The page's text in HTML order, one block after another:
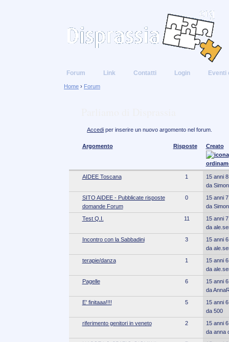
Forum Link Contatti Login Eventi
Home › Forum
Accedi per inserire un nuovo argomento nel forum.
Argomento Risposte Creato
AIDEE Toscana 1
15 anni
da
SITO AIDEE - Pubblicate risposte
domande Forum
0
15 anni
da
Test Q.I.
11
15 anni
da
Incontro con la Sabbadini
3
15 anni
da
terapie/danza
1
15 anni
da
Pagelle
6
15 anni
da
E' finitaaa!!!!
5
15 anni
da 500
riferimento genitori in veneto
2
15 anni
da anna